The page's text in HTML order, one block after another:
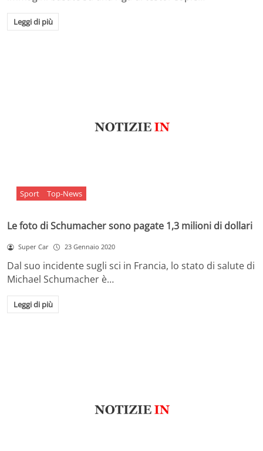
Leggi di più
Sport Top-News
Le foto di Schumacher sono pagate 1,3 milioni di dollari
Super Car 23 Gennaio 2020
Dal suo incidente sugli sci in Francia, lo stato di salute di
Michael Schumacher è…
Leggi di più